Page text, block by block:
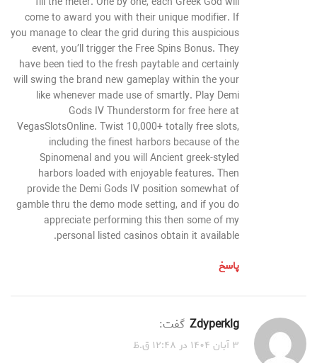
come to award you with their unique modifier. If
you manage to clear the grid during this auspicious
event, you’ll trigger the Free Spins Bonus. They
have been tied to the fresh paytable and certainly
will swing the brand new gameplay within the your
like whenever made use of smartly. Play Demi
Gods IV Thunderstorm for free here at
VegasSlotsOnline. Twist 10,000+ totally free slots,
including the finest harbors because of the
Spinomenal and you will Ancient greek-styled
harbors loaded with enjoyable features. Then
provide the Demi Gods IV position somewhat of
gamble thru the demo mode setting, and if you do
appreciate performing this then some of my
personal listed casinos obtain it available.
پاسخ
zdyperklg گفت:
۳ آبان ۱۴۰۴ در ۱۲:۴۸ ق.ظ